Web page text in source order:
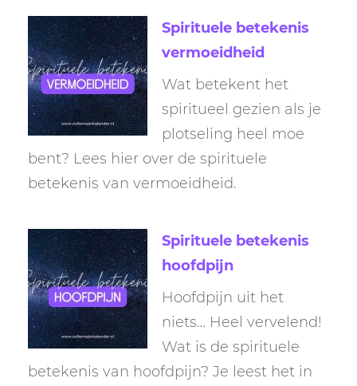
Spirituele betekenis
vermoeidheid
Wat betekent het
spiritueel gezien als je
plotseling heel moe
bent? Lees hier over de spirituele
betekenis van vermoeidheid.
Spirituele betekenis
hoofdpijn
Hoofdpijn uit het
niets… Heel vervelend!
Wat is de spirituele
betekenis van hoofdpijn? Je leest het in